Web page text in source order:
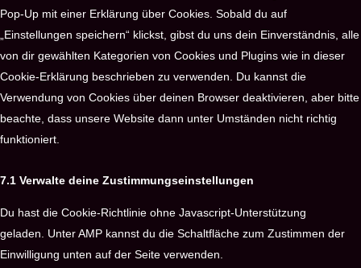
Pop-Up mit einer Erklärung über Cookies. Sobald du auf
„Einstellungen speichern“ klickst, gibst du uns dein Einverständnis, alle
von dir gewählten Kategorien von Cookies und Plugins wie in dieser
Cookie-Erklärung beschrieben zu verwenden. Du kannst die
Verwendung von Cookies über deinen Browser deaktivieren, aber bitte
beachte, dass unsere Website dann unter Umständen nicht richtig
funktioniert.
7.1 Verwalte deine Zustimmungseinstellungen
Du hast die Cookie-Richtlinie ohne Javascript-Unterstützung
geladen. Unter AMP kannst du die Schaltfläche zum Zustimmen der
Einwilligung unten auf der Seite verwenden.